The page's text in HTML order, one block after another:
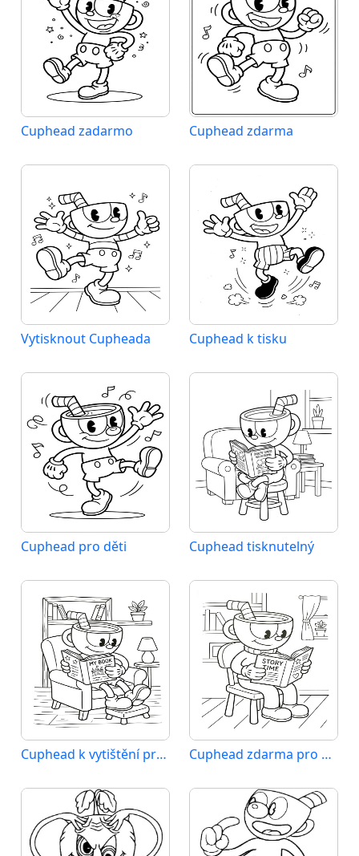
Cuphead zadarmo Cuphead zdarma
Vytisknout Cupheada Cuphead k tisku
Cuphead pro děti Cuphead tisknutelný
Cuphead k vytištění pro děti Cuphead zdarma pro děti